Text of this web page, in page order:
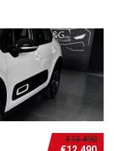
€13.490